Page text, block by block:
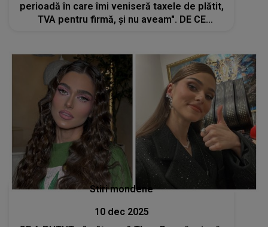
perioadă în care îmi veniseră taxele de plătit,
TVA pentru firmă, și nu aveam". DE CE
Stiri mondene
10 dec 2025